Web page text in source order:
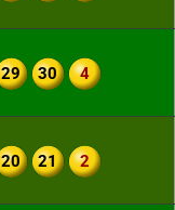
29 30 4
20 21 2